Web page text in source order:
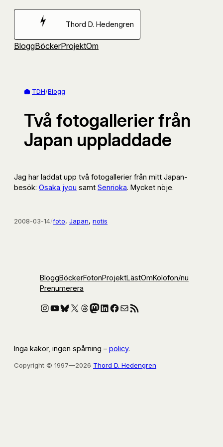
Hoppa
Thord D. Hedengren
BloggBöckerProjektOm
TDH/Blogg
Två fotogallerier från
Japan uppladdade
Jag har laddat upp två fotogallerier från mitt Japan-
besök: Osaka jyou samt Senrioka. Mycket nöje.
2008-03-14/foto, Japan, notis
BloggBöckerFotonProjektLästOmKolofon/nu
Prenumerera
Instagram
YouTube
Bluesky
X Threads
Mastodon
LinkedIn
Facebook
E-postRSS-flöde
Inga kakor, ingen spårning – policy.
Copyright © 1997—2026 Thord D. Hedengren